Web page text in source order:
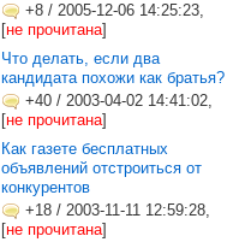
+8 / 2005-12-06 14:25:23,
[не прочитана]
Что делать, если два
кандидата похожи как братья?
+40 / 2003-04-02 14:41:02,
[не прочитана]
Как газете бесплатных
объявлений отстроиться от
конкурентов
+18 / 2003-11-11 12:59:28,
[не прочитана]